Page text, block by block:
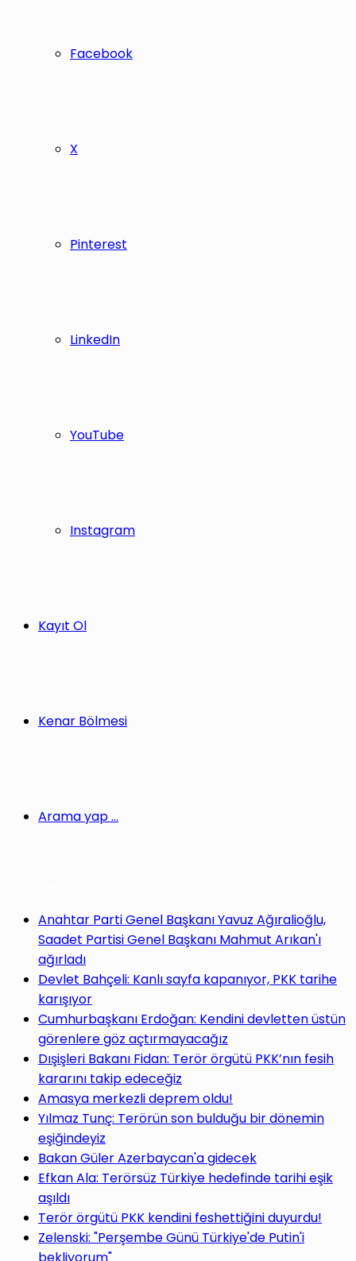
Facebook
X
Pinterest
LinkedIn
YouTube
Instagram
Kayıt Ol
Kenar Bölmesi
Arama yap ...
Anahtar Parti Genel Başkanı Yavuz Ağıralioğlu,
Saadet Partisi Genel Başkanı Mahmut Arıkan'ı
ağırladı
Devlet Bahçeli: Kanlı sayfa kapanıyor, PKK tarihe
karışıyor
Cumhurbaşkanı Erdoğan: Kendini devletten üstün
görenlere göz açtırmayacağız
Dışişleri Bakanı Fidan: Terör örgütü PKK’nın fesih
kararını takip edeceğiz
Amasya merkezli deprem oldu!
Yılmaz Tunç: Terörün son bulduğu bir dönemin
eşiğindeyiz
Bakan Güler Azerbaycan'a gidecek
Efkan Ala: Terörsüz Türkiye hedefinde tarihi eşik
aşıldı
Terör örgütü PKK kendini feshettiğini duyurdu!
Zelenski: "Perşembe Günü Türkiye'de Putin'i